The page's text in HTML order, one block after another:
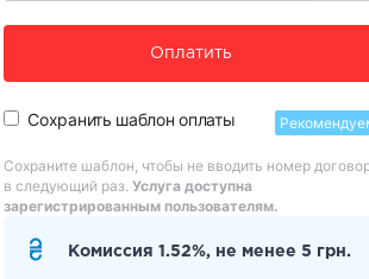
Оплатить
Сохранить шаблон оплаты
Сохраните шаблон, чтобы не вводить номер
в следующий раз. Услуга доступна
зарегистрированным пользователям.
Комиссия 1.52%, не менее 5 грн.